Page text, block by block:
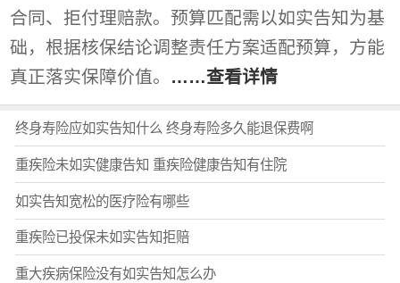
合同、拒付理赔款。预算匹配需以如实告知为基
础，根据核保结论调整责任方案适配预算，方能
真正落实保障价值。 ……查看详情
终身寿险应如实告知什么 终身寿险多久能退保费啊
重疾险未如实健康告知 重疾险健康告知有住院
如实告知宽松的医疗险有哪些
重疾险已投保未如实告知拒赔
重大疾病保险没有如实告知怎么办